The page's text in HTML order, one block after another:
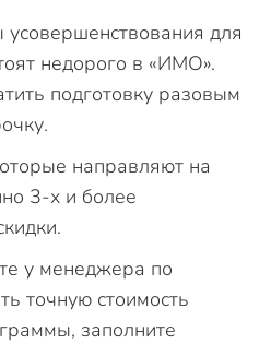
для
недорого в «ИМО».
подготовку разовым
направляют на
3-х и более
у менеджера по
точную стоимость
заполните